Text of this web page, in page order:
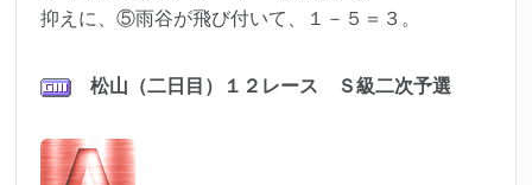
抑えに、⑤雨谷が飛び付いて、１－５＝３。
松山（二日目）１２レース Ｓ級二次予選